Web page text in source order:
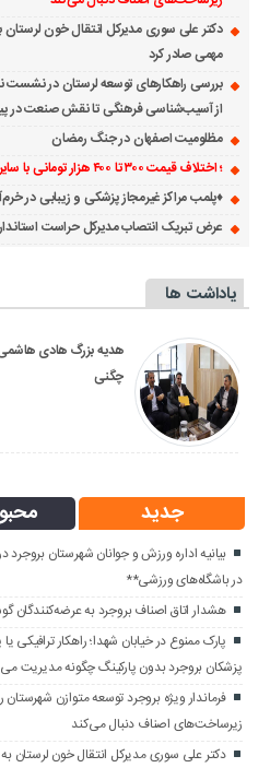
دکتر علی سوری مدیرکل انتقال خون
مهمی صادر کرد
بررسی راهکارهای توسعه لرستان در نشست
از آسیب‌شناسی فرهنگی تا نقش صنعت در
مظلومیت اصفهان در جنگ رمضان
؛ اختلاف قیمت ۳۰۰ تا ۴۰۰ هزار تومانی با سایر شهرستان‌های لرستان
♦️پلمب مراکز غیرمجاز پزشکی و زیبابی در
عرض تبریک انتصاب مدیرکل حراست
یاداشت ها
هدیه بزرگ هادی
چگنی
جدید
بیانیه اداره ورزش و جوانان شهرستان
در باشگاه‌های ورزشی**
هشدار اتاق اصناف بروجرد به
پارک ممنوع در خیابان شهدا؛ راهکار
پزشکان بروجرد بدون پارکینگ چگونه مدیریت
فرماندار ویژه بروجرد توسعه متوازن شهرستان
زیرساخت‌های اصناف دنبال می‌کند
دکتر علی سوری مدیرکل انتقال خون لرستان